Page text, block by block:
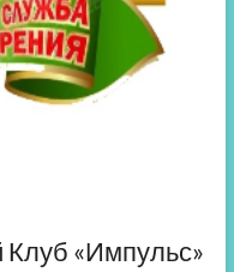
«Импульс»